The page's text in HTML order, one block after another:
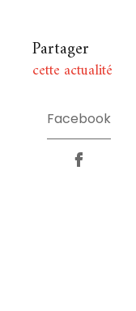
Partager
cette actualité
Facebook